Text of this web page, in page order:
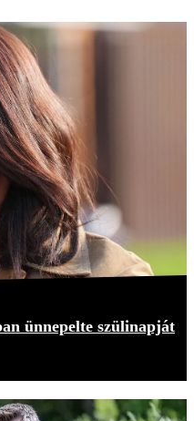
ünnepelte szülinapját